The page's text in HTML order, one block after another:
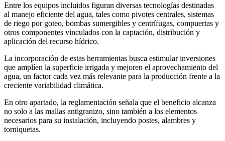
Entre los equipos incluidos figuran diversas tecnologías destinadas
al manejo eficiente del agua, tales como pivotes centrales, sistemas
de riego por goteo, bombas sumergibles y centrífugas, compuertas y
otros componentes vinculados con la captación, distribución y
aplicación del recurso hídrico.
La incorporación de estas herramientas busca estimular inversiones
que amplíen la superficie irrigada y mejoren el aprovechamiento del
agua, un factor cada vez más relevante para la producción frente a la
creciente variabilidad climática.
En otro apartado, la reglamentación señala que el beneficio alcanza
no solo a las mallas antigranizo, sino también a los elementos
necesarios para su instalación, incluyendo postes, alambres y
torniquetas.